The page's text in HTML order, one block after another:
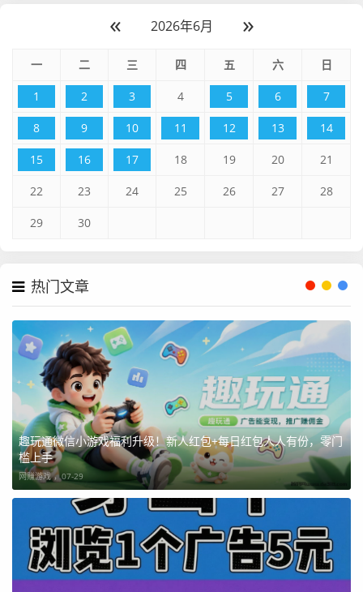
« 2026年6月 »
一 二 三 四 五 六 日
1 2 3 4 5 6 7
8 9 10 11 12 13 14
15 16 17 18 19 20 21
22 23 24 25 26 27 28
29 30
热门文章
趣玩通微信小游戏福利升级！新人红包+每日红包人人有份，零门
槛上手
网赚游戏 ，07-29